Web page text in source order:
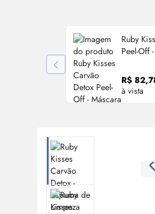
Ruby
Peel-Off
R$
à vista